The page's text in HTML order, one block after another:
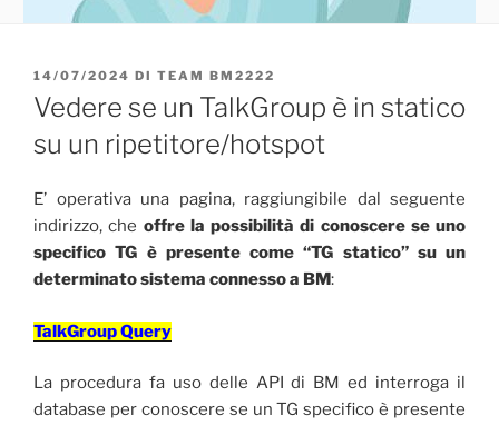
PUBBLICATO
IL
14/07/2024 DI TEAM BM2222
Vedere se un TalkGroup è in statico
su un ripetitore/hotspot
E’ operativa una pagina, raggiungibile dal seguente
indirizzo, che offre la possibilità di conoscere se uno
specifico TG è presente come “TG statico” su un
determinato sistema connesso a BM:
TalkGroup Query
La procedura fa uso delle API di BM ed interroga il
database per conoscere se un TG specifico è presente